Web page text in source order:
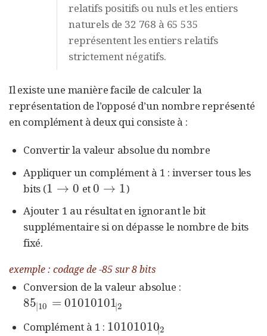
relatifs positifs ou nuls et les entiers
naturels de 32 768 à 65 535
représentent les entiers relatifs
strictement négatifs.
Il existe une manière facile de calculer la
représentation de l’opposé d’un nombre représenté
en complément à deux qui consiste à :
Convertir la valeur absolue du nombre
Appliquer un complément à 1 : inverser tous les
bits (1 → 0
1 →0 et0 → 1
0 →1
)
Ajouter 1 au résultat en ignorant le bit
supplémentaire si on dépasse le nombre de bits
fixé.
exemple : codage de -85 sur 8 bits
Conversion de la valeur absolue :
85 10 = 01010101
|2
85|10 =01010101|2
Complément à 1 : 10101010|2
10101010|2